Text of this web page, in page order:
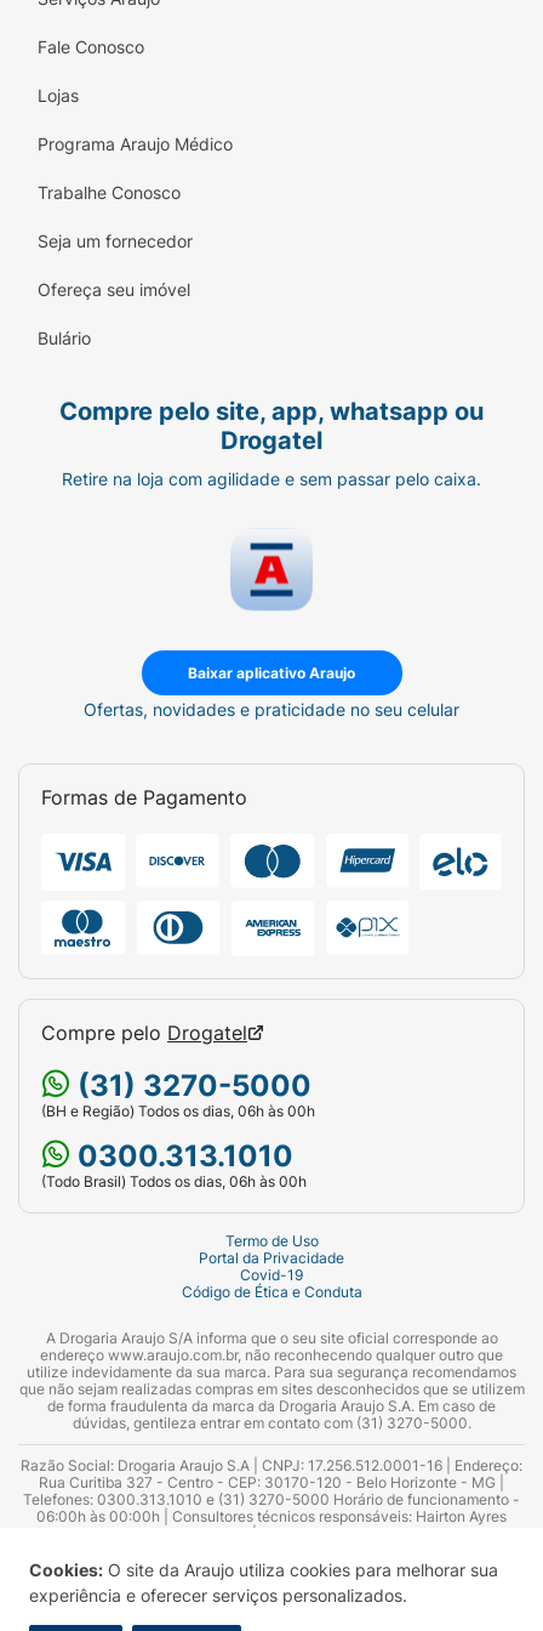
Cookies: O site da Araujo utiliza cookies para melhorar sua
experiência e oferecer serviços personalizados.
pequenas gotas da
do centro para as extremidades do rosto.
Se desejar mais cobertura, aplique uma
segunda camada após a primeira secar.
Ficha Técnica:
Marca:
Made in Bonita!
Tint Foundation (Base Tint).
Acabamento:Natural / Acetinado.
Vegano / Sem crueldade
Fale Conosco
Lojas
Programa Araujo Médico
Trabalhe Conosco
Seja um fornecedor
Ofereça seu imóvel
Bulário
Compre pelo site, app, whatsapp ou
Drogatel
Retire na loja com agilidade e sem passar pelo caixa.
Baixar aplicativo Araujo
Ofertas, novidades e praticidade no seu celular
Formas de Pagamento
Compre pelo Drogatel
(31) 3270-5000
(BH e Região) Todos os dias, 06h às 00h
0300.313.1010
(Todo Brasil) Todos os dias, 06h às 00h
Termo de Uso
Portal da Privacidade
Covid-19
Código de Ética e Conduta
A Drogaria Araujo S/A informa que o seu site oficial corresponde ao
endereço www.araujo.com.br, não reconhecendo qualquer outro que
utilize indevidamente da sua marca. Para sua segurança recomendamos
que não sejam realizadas compras em sites desconhecidos que se utilizem
de forma fraudulenta da marca da Drogaria Araujo S.A. Em caso de
dúvidas, gentileza entrar em contato com (31) 3270-5000.
Razão Social: Drogaria Araujo S.A | CNPJ: 17.256.512.0001-16 | Endereço:
Rua Curitiba 327 - Centro - CEP: 30170-120 - Belo Horizonte - MG |
Telefones: 0300.313.1010 e (31) 3270-5000 Horário de funcionamento -
06:00h às 00:00h | Consultores técnicos responsáveis: Hairton Ayres
Azevedo Guimarães – CRF 10.965 | Yasmin Silva Alvarenga – CRF 52.584 -
Sanitário: 2025020713 | Autorização de Funcionamento da Empresa (AFE):